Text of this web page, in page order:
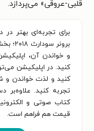
قلبی-عروقی» می‌پردازد.
برای تجربه‌ای بهتر در
و خواندن آن،
کنید. در اپلیکیشن
کنید و لذت خواندن و
تجربه کنید. علاوه‌بر
کتاب صوتی و
قیمت هم فراهم است.